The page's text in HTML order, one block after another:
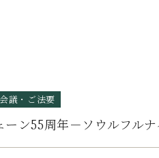
議・ご法要
ン55周年－ソウルフル